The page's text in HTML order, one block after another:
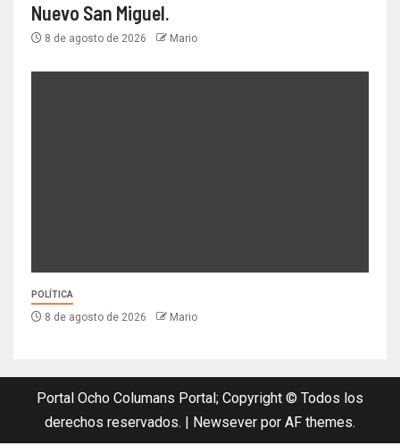
Nuevo San Miguel.
8 de agosto de 2026 Mario
POLÍTICA
8 de agosto de 2026 Mario
Portal Ocho Columans Portal; Copyright © Todos los
derechos reservados. | Newsever por AF themes.